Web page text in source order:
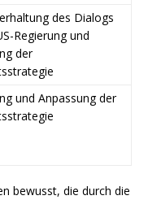
des Dialogs
Regierung und
der
und Anpassung der
bewusst, die durch die